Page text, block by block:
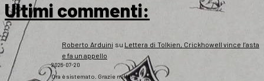
Ultimi commenti:
Roberto Arduini su Lettera di Tolkien, Crickhowell vince l’asta
e fa un appello
2026-07-20
Ora è sistemato. Grazie mille!